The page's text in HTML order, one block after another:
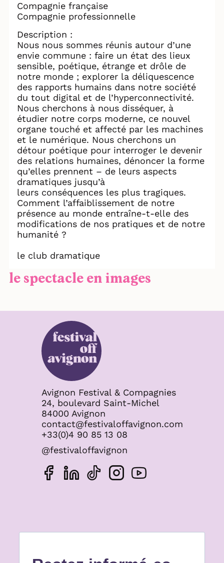
Compagnie française
Compagnie professionnelle
Description :
Nous nous sommes réunis autour d’une
envie commune : faire un état des lieux
sensible, poétique, étrange et drôle de
notre monde ; explorer la déliquescence
des rapports humains dans notre société
du tout digital et de l’hyperconnectivité.
Nous cherchons à nous disséquer, à
étudier notre corps moderne, ce nouvel
organe touché et affecté par les machines
et le numérique. Nous cherchons un
détour poétique pour interroger le devenir
des relations humaines, dénoncer la forme
qu’elles prennent – de leurs aspects
dramatiques jusqu’à
leurs conséquences les plus tragiques.
Comment l’affaiblissement de notre
présence au monde entraîne-t-elle des
modifications de nos pratiques et de notre
humanité ?
le club dramatique
le spectacle en images
Avignon Festival & Compagnies
24, boulevard Saint-Michel
84000 Avignon
contact@festivaloffavignon.com
+33(0)4 90 85 13 08
@festivaloffavignon